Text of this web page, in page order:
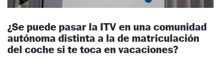
¿Se puede pasar la ITV en una comunidad
autónoma distinta a la de matriculación
del coche si te toca en vacaciones?